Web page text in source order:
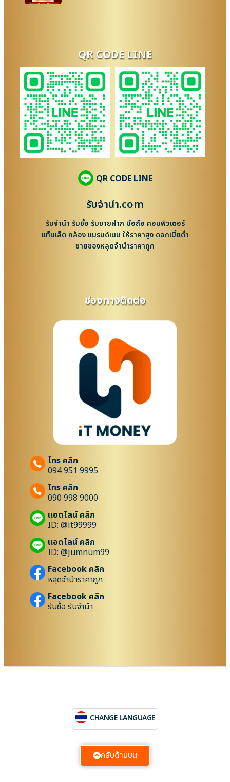
QR CODE LINE
QR CODE LINE
รับจํานํา.com
รับจำนำ รับซื้อ รับขายฝาก มือถือ คอมพิวเตอร์
แท็บเล็ต กล้อง แบรนด์เนม ให้ราคาสูง ดอกเบี้ยต่ำ
ขายของหลุดจำนำราคาถูก
ช่องทางติดต่อ
โทร คลิก
094 951 9995
โทร คลิก
090 998 9000
แอดไลน์ คลิก
ID: @it99999
แอดไลน์ คลิก
ID: @jumnum99
Facebook คลิก
หลุดจำนำราคาถูก
Facebook คลิก
รับซื้อ รับจำนำ
CHANGE LANGUAGE
กลับด้านบน